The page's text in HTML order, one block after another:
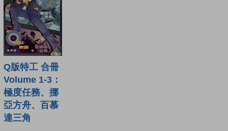
Q版特工 合冊
Volume 1-3：
極度任務、挪
亞方舟、百慕
達三角